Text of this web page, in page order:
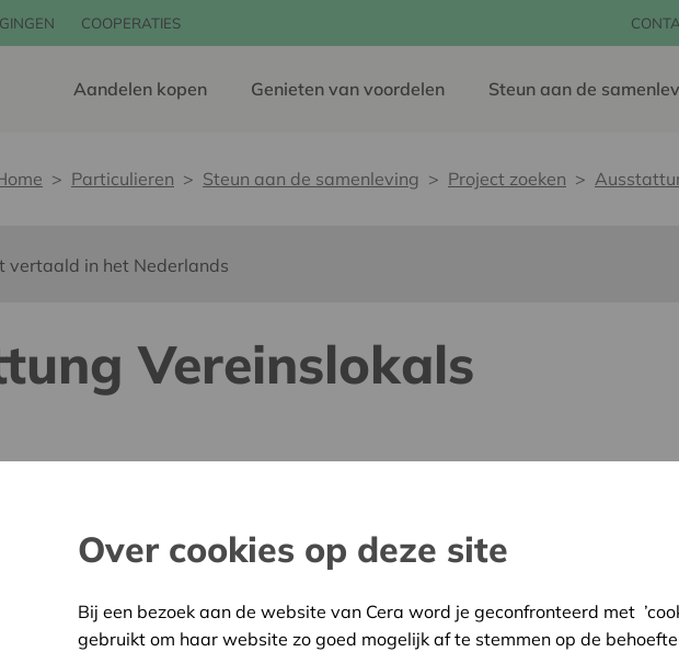
COOPERATIES
Aandelen kopen Genieten van voordelen Steun aan de
Particulieren Steun aan de samenleving Project zoeken
vertaald in het Nederlands
Vereinslokals
buurten voor iedereen
Ostbelgien
Beslissing: Goedgekeurd
Over cookies op deze site
Bij een bezoek aan de website van Cera word je geconfronteerd met
gebruikt om haar website zo goed mogelijk af te stemmen op de